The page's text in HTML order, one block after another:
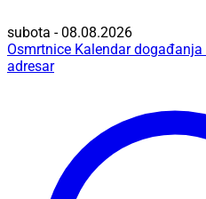
subota - 08.08.2026
Osmrtnice Kalendar događanja
adresar